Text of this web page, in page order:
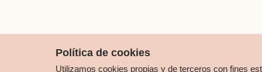
Política de cookies
Utilizamos cookies propias y de terceros con fines